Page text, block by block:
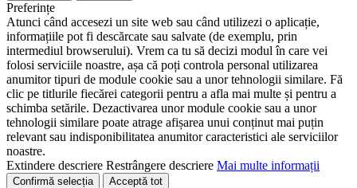
Preferințe
Atunci când accesezi un site web sau când utilizezi o aplicație,
informațiile pot fi descărcate sau salvate (de exemplu, prin
intermediul browserului). Vrem ca tu să decizi modul în care vei
folosi serviciile noastre, așa că poți controla personal utilizarea
anumitor tipuri de module cookie sau a unor tehnologii similare. Fă
clic pe titlurile fiecărei categorii pentru a afla mai multe și pentru a
schimba setările. Dezactivarea unor module cookie sau a unor
tehnologii similare poate atrage afișarea unui conținut mai puțin
relevant sau indisponibilitatea anumitor caracteristici ale serviciilor
noastre.
Extindere descriere Restrângere descriere Mai multe informații
Confirmă selecția
Acceptă tot